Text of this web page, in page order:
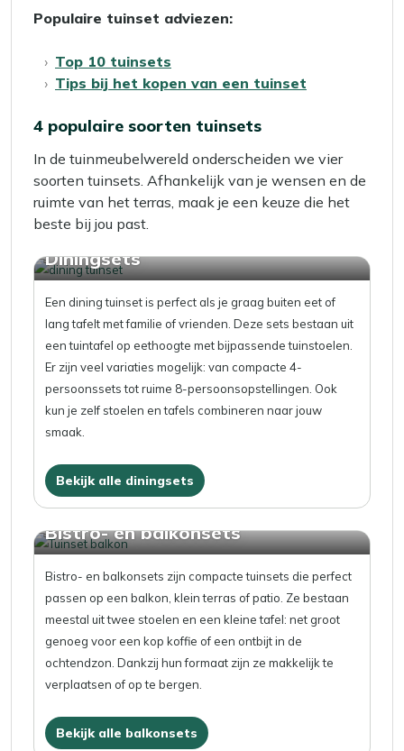
Populaire tuinset adviezen:
Top 10 tuinsets
Tips bij het kopen van een tuinset
4 populaire soorten tuinsets
In de tuinmeubelwereld onderscheiden we vier
soorten tuinsets. Afhankelijk van je wensen en de
ruimte van het terras, maak je een keuze die het
beste bij jou past.
Diningsets
Een dining tuinset is perfect als je graag buiten eet of
lang tafelt met familie of vrienden. Deze sets bestaan uit
een tuintafel op eethoogte met bijpassende tuinstoelen.
Er zijn veel variaties mogelijk: van compacte 4-
persoonssets tot ruime 8-persoonsopstellingen. Ook
kun je zelf stoelen en tafels combineren naar jouw
smaak.
Bekijk alle diningsets
Bistro- en balkonsets
Bistro- en balkonsets zijn compacte tuinsets die perfect
passen op een balkon, klein terras of patio. Ze bestaan
meestal uit twee stoelen en een kleine tafel: net groot
genoeg voor een kop koffie of een ontbijt in de
ochtendzon. Dankzij hun formaat zijn ze makkelijk te
verplaatsen of op te bergen.
Bekijk alle balkonsets